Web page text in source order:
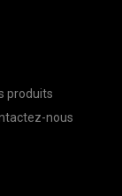
produits
nous